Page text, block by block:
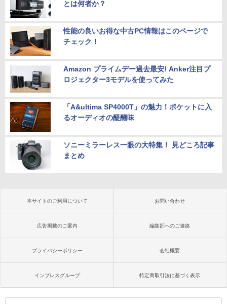
とは何者か？
性能の良いお得な中古PC情報はこのページで
チェック！
Amazon プライムデー過去最安! Anker注目プ
ロジェクター3モデルを使ってみた
「A&ultima SP4000T」の魅力！ポケットに入
るオーディオの醍醐味
ソニーミラーレス一眼の大特集！ 見どころ記事
まとめ
本サイトのご利用について お問い合わせ
広告掲載のご案内 編集部へのご連絡
プライバシーポリシー 会社概要
インプレスグループ 特定商取引法に基づく表示